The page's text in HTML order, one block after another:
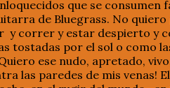
que se consumen
de Bluegrass. No
y correr y estar despierto y
tostadas por el sol o como
ese nudo, apretado,
las paredes de mis venas!